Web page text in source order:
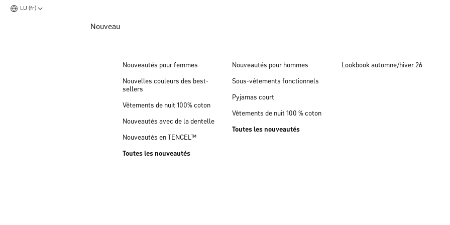
LU (fr)
Aller au contenu principalNouveau
Nouveautés pour femmes
Nouvelles couleurs des best-
sellers
Vêtements de nuit 100% coton
Nouveautés avec de la dentelle
Nouveautés en TENCEL™
Toutes les nouveautés
Nouveautés pour hommes
Sous-vêtements fonctionnels
Pyjamas court
Vêtements de nuit 100 % coton
Toutes les nouveautés
Lookbook automne/hiver 26